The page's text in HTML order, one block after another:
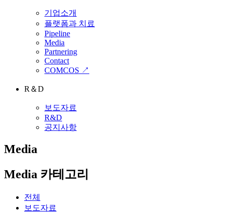
기업소개
플랫폼과 치료
Pipeline
Media
Partnering
Contact
COMCOS ↗
R＆D
보도자료
R&D
공지사항
Media
Media 카테고리
전체
보도자료